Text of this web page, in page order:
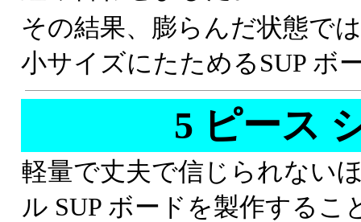
その結果、膨らんだ状態で
小サイズにたためるSUP ボ
5 ピース
軽量で丈夫で信じられない
ル SUP ボードを製作する